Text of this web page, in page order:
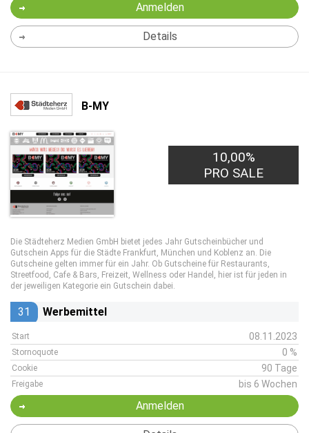
Anmelden
Details
B-MY
10,00%
PRO SALE
Die Städteherz Medien GmbH bietet jedes Jahr Gutscheinbücher und
Gutschein Apps für die Städte Frankfurt, München und Koblenz an. Die
Gutscheine gelten immer für ein Jahr. Ob Gutscheine für Restaurants,
Streetfood, Cafe & Bars, Freizeit, Wellness oder Handel, hier ist für jeden in
der jeweiligen Kategorie ein Gutschein dabei.
31 Werbemittel
Start 08.11.2023
Stornoquote 0 %
Cookie 90 Tage
Freigabe bis 6 Wochen
Anmelden